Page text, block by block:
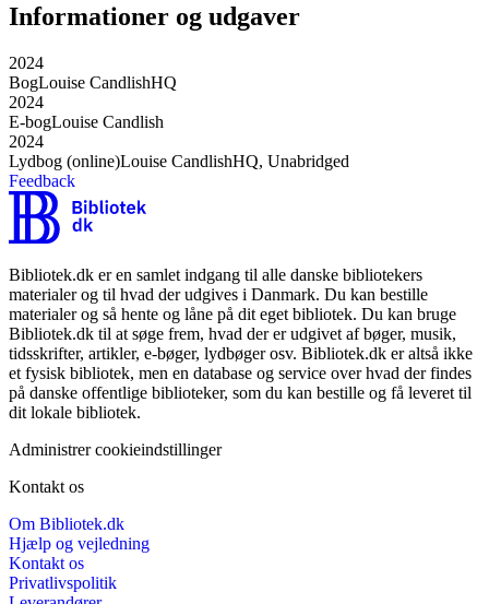
Informationer og udgaver
2024
BogLouise CandlishHQ
2024
E-bogLouise Candlish
2024
Lydbog (online)Louise CandlishHQ, Unabridged
Feedback
Bibliotek.dk er en samlet indgang til alle danske bibliotekers
materialer og til hvad der udgives i Danmark. Du kan bestille
materialer og så hente og låne på dit eget bibliotek. Du kan bruge
Bibliotek.dk til at søge frem, hvad der er udgivet af bøger, musik,
tidsskrifter, artikler, e-bøger, lydbøger osv. Bibliotek.dk er altså ikke
et fysisk bibliotek, men en database og service over hvad der findes
på danske offentlige biblioteker, som du kan bestille og få leveret til
dit lokale bibliotek.
Administrer cookieindstillinger
Kontakt os
Om Bibliotek.dk
Hjælp og vejledning
Kontakt os
Privatlivspolitik